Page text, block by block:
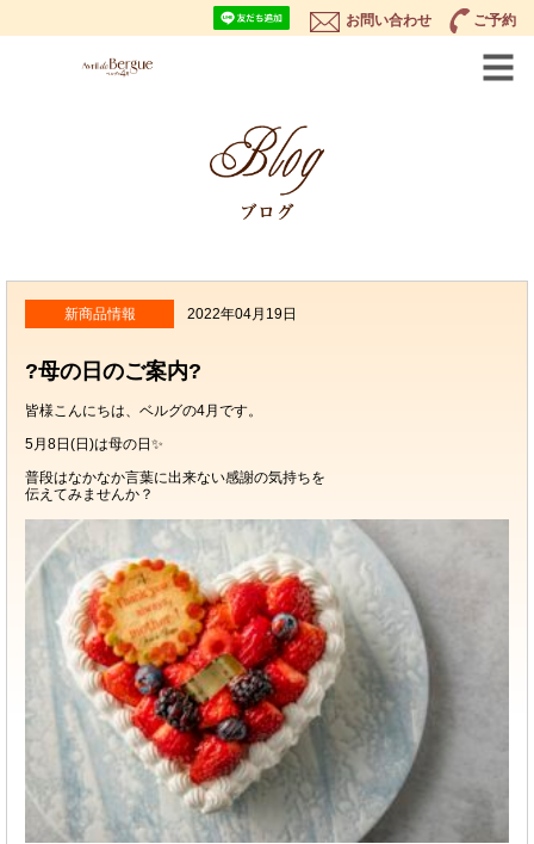
お問い合わせ ご予約
新商品情報 2022年04月19日
?母の日のご案内?
皆様こんにちは、ベルグの4月です。
5月8日(日)は母の日✨
普段はなかなか言葉に出来ない感謝の気持ちを
伝えてみませんか？